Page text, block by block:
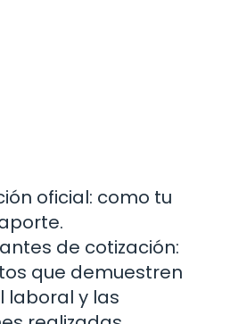
oficial: como tu
de cotización:
que demuestren
laboral y las